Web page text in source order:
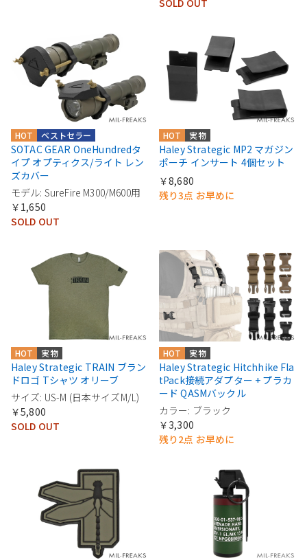
SOLD OUT
ベストセラー
HOT
SOTAC GEAR OneHundredタ
イプ オプティクス/ライト レン
ズカバー
モデル: SureFire M300/M600用
￥1,650
SOLD OUT
実物
HOT
Haley Strategic MP2 マガジン
ポーチ インサート 4個セット
￥8,680
残り3点 お早めに
実物
HOT
Haley Strategic TRAIN ブラン
ドロゴ Tシャツ オリーブ
サイズ: US-M (日本サイズM/L)
￥5,800
SOLD OUT
実物
HOT
Haley Strategic Hitchhike Fla
tPack接続アダプター + プラカ
ード QASMバックル
カラー: ブラック
￥3,300
残り2点 お早めに